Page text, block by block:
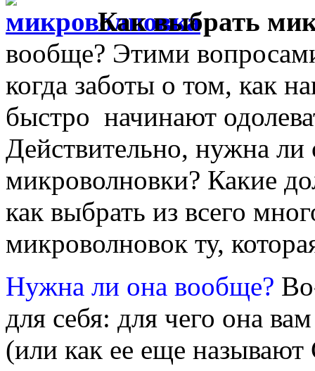
Как выбрать
вообще? Этими
когда заботы о том, как
быстро начинают
Действительно, нужна
микроволновки? Какие
как выбрать из всего
микроволновок ту,
Нужна ли она вообще?
для себя: для чего она
(или как ее еще называют